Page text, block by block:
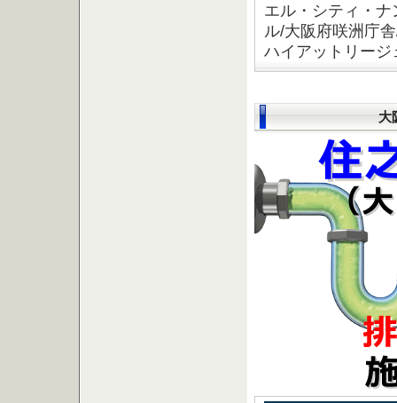
エル・シティ・
ル/大阪府咲洲庁
ハイアットリージ
大